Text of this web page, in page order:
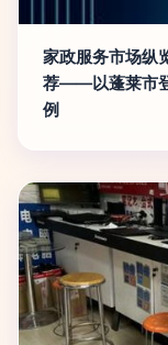
家政服务市场纵
荐——以蓬莱市
例